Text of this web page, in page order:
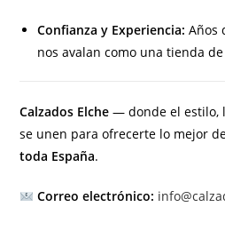
Confianza y Experiencia: Años
nos avalan como una tienda
Calzados Elche — donde el estilo,
se unen para ofrecerte lo mejor
toda España.
Correo electrónico: